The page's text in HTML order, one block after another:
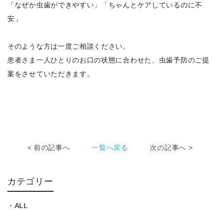
「なぜか虫歯ができやすい」「ちゃんとケアしているのに不
安」
そのような方は一度ご相談ください。
患者さま一人ひとりのお口の状態に合わせた、虫歯予防のご提
案をさせていただきます。
< 前の記事へ 一覧へ戻る 次の記事へ >
カテゴリー
ALL